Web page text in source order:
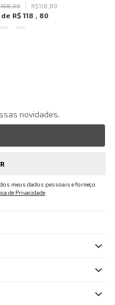
198,00 R$118,80
de R$ 118 , 80
novidades.
meus dados pessoais e forneço
de Privacidade